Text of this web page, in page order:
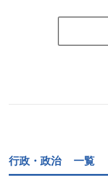
行政・政治 一覧